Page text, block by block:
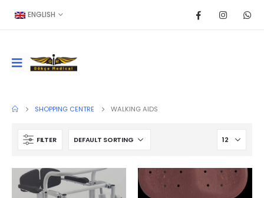
ENGLISH
SHOPPING CENTRE WALKING AIDS
FILTER